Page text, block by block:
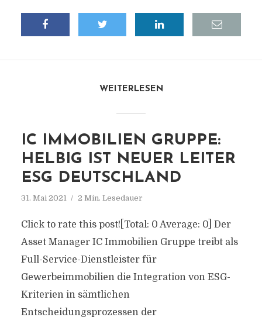
WEITERLESEN
IC IMMOBILIEN GRUPPE:
HELBIG IST NEUER LEITER
ESG DEUTSCHLAND
31. Mai 2021 2 Min. Lesedauer
Click to rate this post![Total: 0 Average: 0] Der
Asset Manager IC Immobilien Gruppe treibt als
Full-Service-Dienstleister für
Gewerbeimmobilien die Integration von ESG-
Kriterien in sämtlichen
Entscheidungsprozessen der